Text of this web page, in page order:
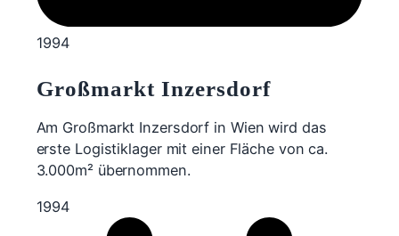
1994
Großmarkt Inzersdorf
Am Großmarkt Inzersdorf in Wien wird das
erste Logistiklager mit einer Fläche von ca.
3.000m² übernommen.
1994